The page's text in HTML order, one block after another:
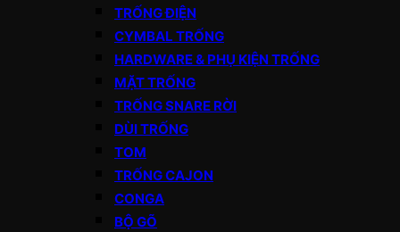
TRỐNG ĐIỆN
CYMBAL TRỐNG
HARDWARE & PHỤ KIỆN TRỐNG
MẶT TRỐNG
TRỐNG SNARE RỜI
DÙI TRỐNG
TOM
TRỐNG CAJON
CONGA
BỘ GÕ